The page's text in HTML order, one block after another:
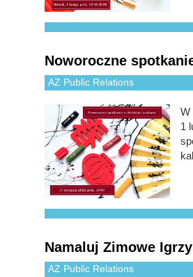
Noworoczne
AZ Public Relations
W
1
Namaluj Zimowe
AZ Public Relations